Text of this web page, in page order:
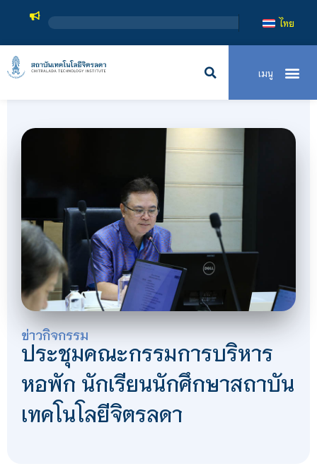
สถาบันเทค
ไทย
ข่าวกิจกรรม
ประชุมคณะกรรมการบริหาร
หอพัก นักเรียนนักศึกษาสถาบัน
เทคโนโลยีจิตรลดา